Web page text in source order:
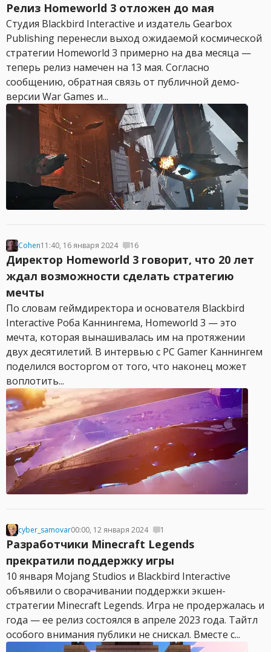
Релиз Homeworld 3 отложен до мая
Студия Blackbird Interactive и издатель Gearbox
Publishing перенесли выход ожидаемой космической
стратегии Homeworld 3 примерно на два месяца —
теперь релиз намечен на 13 мая. Согласно
сообщению, обратная связь от публичной демо-
версии War Games и...
Cohen11:40, 16 января 2024 16
Директор Homeworld 3 говорит, что 20 лет
ждал возможности сделать стратегию
мечты
По словам геймдиректора и основателя Blackbird
Interactive Роба Каннингема, Homeworld 3 — это
мечта, которая вынашивалась им на протяжении
двух десятилетий. В интервью с PC Gamer Каннингем
поделился восторгом от того, что наконец может
воплотить...
cyber_samovar00:00, 12 января 2024 1
Разработчики Minecraft Legends
прекратили поддержку игры
10 января Mojang Studios и Blackbird Interactive
объявили о сворачивании поддержки экшен-
стратегии Minecraft Legends. Игра не продержалась и
года — ее релиз состоялся в апреле 2023 года. Тайтл
особого внимания публики не снискал. Вместе с...